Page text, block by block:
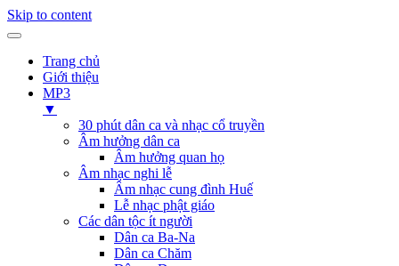
Skip to content
Trang chủ
Giới thiệu
MP3
▼
30 phút dân ca và nhạc cổ truyền
Âm hưởng dân ca
Âm hưởng quan họ
Âm nhạc nghi lễ
Âm nhạc cung đình Huế
Lễ nhạc phật giáo
Các dân tộc ít người
Dân ca Ba-Na
Dân ca Chăm